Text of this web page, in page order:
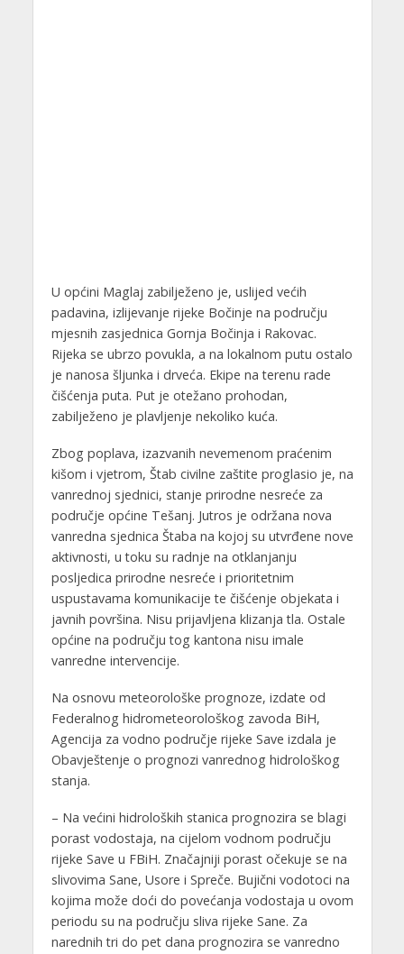
U općini Maglaj zabilježeno je, uslijed većih
padavina, izlijevanje rijeke Bočinje na području
mjesnih zasjednica Gornja Bočinja i Rakovac.
Rijeka se ubrzo povukla, a na lokalnom putu ostalo
je nanosa šljunka i drveća. Ekipe na terenu rade
čišćenja puta. Put je otežano prohodan,
zabilježeno je plavljenje nekoliko kuća.
Zbog poplava, izazvanih nevemenom praćenim
kišom i vjetrom, Štab civilne zaštite proglasio je, na
vanrednoj sjednici, stanje prirodne nesreće za
područje općine Tešanj. Jutros je održana nova
vanredna sjednica Štaba na kojoj su utvrđene nove
aktivnosti, u toku su radnje na otklanjanju
posljedica prirodne nesreće i prioritetnim
uspustavama komunikacije te čišćenje objekata i
javnih površina. Nisu prijavljena klizanja tla. Ostale
općine na području tog kantona nisu imale
vanredne intervencije.
Na osnovu meteorološke prognoze, izdate od
Federalnog hidrometeorološkog zavoda BiH,
Agencija za vodno područje rijeke Save izdala je
Obavještenje o prognozi vanrednog hidrološkog
stanja.
– Na većini hidroloških stanica prognozira se blagi
porast vodostaja, na cijelom vodnom području
rijeke Save u FBiH. Značajniji porast očekuje se na
slivovima Sane, Usore i Spreče. Bujični vodotoci na
kojima može doći do povećanja vodostaja u ovom
periodu su na području sliva rijeke Sane. Za
narednih tri do pet dana prognozira se vanredno